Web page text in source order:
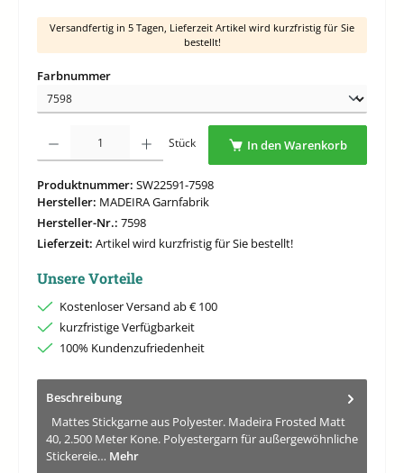
Versandfertig in 5 Tagen, Lieferzeit Artikel wird kurzfristig für Sie
bestellt!
Farbnummerauswählen
Produkt Anzahl: Gib den gewünschten Wert ein oder benutze die Schaltflächen um
Stück In den Warenkorb
Produktnummer: SW22591-7598
Hersteller: MADEIRA Garnfabrik
Hersteller-Nr.: 7598
Lieferzeit: Artikel wird kurzfristig für Sie bestellt!
Unsere Vorteile
Kostenloser Versand ab € 100
kurzfristige Verfügbarkeit
100% Kundenzufriedenheit
Beschreibung
Mattes Stickgarne aus Polyester. Madeira Frosted Matt
40, 2.500 Meter Kone. Polyestergarn für außergewöhnliche
Stickereie… Mehr